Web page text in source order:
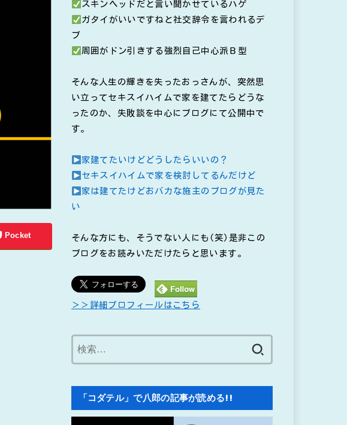
Pocket
スキンヘッドだと言い聞かせているハゲ
ガタイがいいですねと社交辞令を言われるデ
ブ
周囲がドン引きする強烈自己中心派Ｂ型
そんな人生の輝きを失ったおっさんが、突然思
い立ってセキスイハイムで家を建てたらどうな
ったのか、失敗談を中心にブログにて公開中で
す。
家建てたいけどどうしたらいいの？
セキスイハイムで家を検討してるんだけど
家は建てたけどおバカな施主のブログが見た
い
そんな方にも、そうでない人にも(笑)是非この
ブログをお読みいただけたらと思います。
＞＞詳細プロフィールはこちら
「コダテル」で八郎の記事が読める!!